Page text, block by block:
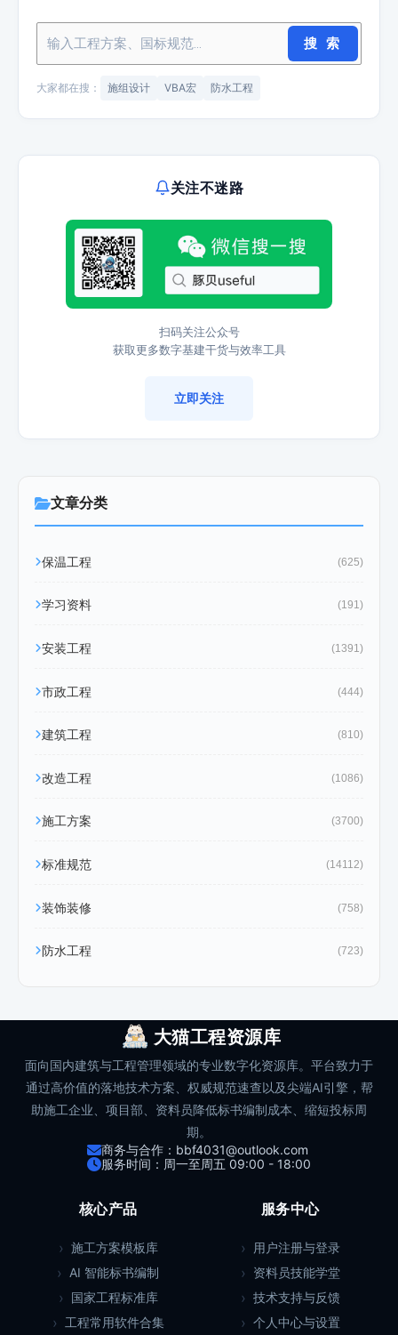
搜 索
大家都在搜： 施组设计 VBA宏 防水工程
关注不迷路
扫码关注公众号
获取更多数字基建干货与效率工具
立即关注
文章分类
保温工程 (625)
学习资料 (191)
安装工程 (1391)
市政工程 (444)
建筑工程 (810)
改造工程 (1086)
施工方案 (3700)
标准规范 (14112)
装饰装修 (758)
防水工程 (723)
大猫工程资源库
面向国内建筑与工程管理领域的专业数字化资源库。平台致力于
通过高价值的落地技术方案、权威规范速查以及尖端AI引擎，帮
助施工企业、项目部、资料员降低标书编制成本、缩短投标周
期。
商务与合作：bbf4031@outlook.com
服务时间：周一至周五 09:00 - 18:00
核心产品
施工方案模板库
AI 智能标书编制
国家工程标准库
工程常用软件合集
服务中心
用户注册与登录
资料员技能学堂
技术支持与反馈
个人中心与设置